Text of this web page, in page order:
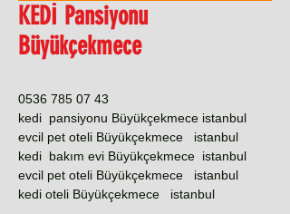
KEDİ Pansiyonu
Büyükçekmece
0536 785 07 43
kedi pansiyonu Büyükçekmece istanbul
evcil pet oteli Büyükçekmece istanbul
kedi bakım evi Büyükçekmece istanbul
evcil pet oteli Büyükçekmece istanbul
kedi oteli Büyükçekmece istanbul